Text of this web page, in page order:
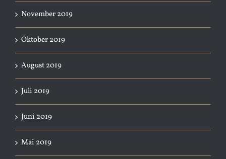
November 2019
Oktober 2019
August 2019
Juli 2019
Juni 2019
Mai 2019